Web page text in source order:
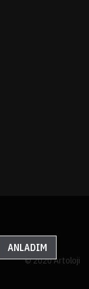
© 2020 Artoloji
ANLADIM